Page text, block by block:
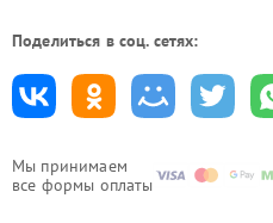
Мы принимаем
все формы оплаты
Поделиться в соц. сетях: